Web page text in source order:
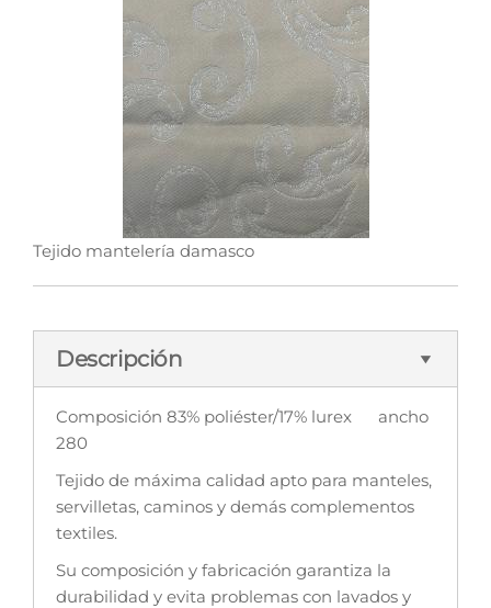
Tejido mantelería damasco
Descripción
Composición 83% poliéster/17% lurex ancho
280
Tejido de máxima calidad apto para manteles,
servilletas, caminos y demás complementos
textiles.
Su composición y fabricación garantiza la
durabilidad y evita problemas con lavados y